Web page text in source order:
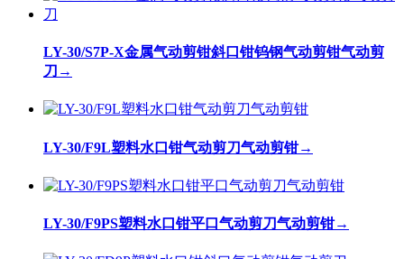
LY-30/S7P-X金属气动剪钳斜口钳钨钢气动剪钳气动剪
刀 →
LY-30/F9L塑料水口钳气动剪刀气动剪钳→
LY-30/F9PS塑料水口钳平口气动剪刀气动剪钳→